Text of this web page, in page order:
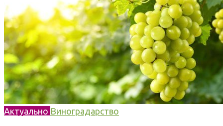
Актуально Виноградарство